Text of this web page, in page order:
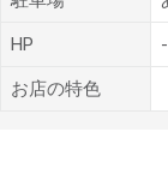
HP -
お店の特色